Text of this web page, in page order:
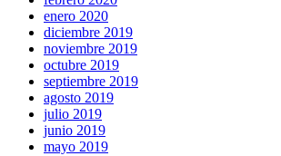
enero 2020
diciembre 2019
noviembre 2019
octubre 2019
septiembre 2019
agosto 2019
julio 2019
junio 2019
mayo 2019